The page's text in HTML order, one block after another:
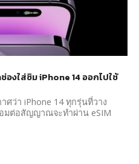
งใส่ซิม iPhone 14 ออกไปใช้
ศว่า iPhone 14 ทุกรุ่นที่วาง
มต่อสัญญาณจะทำผ่าน eSIM